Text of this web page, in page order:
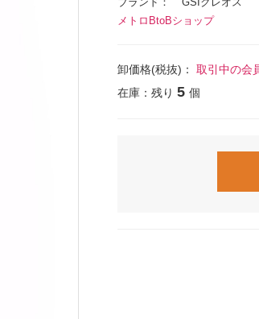
ブランド
GSIクレオス
メトロBtoBショップ
卸価格(税抜)： 取引中の会
在庫：残り 5 個